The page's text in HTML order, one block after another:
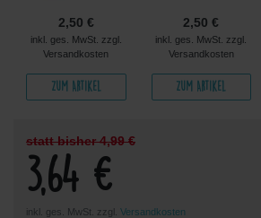
2,50 €
inkl. ges. MwSt. zzgl.
Versandkosten
Zum Artikel
2,50 €
inkl. ges. MwSt. zzgl.
Versandkosten
Zum Artikel
statt bisher 4,99 €
3,64 €
inkl. ges. MwSt. zzgl. Versandkosten